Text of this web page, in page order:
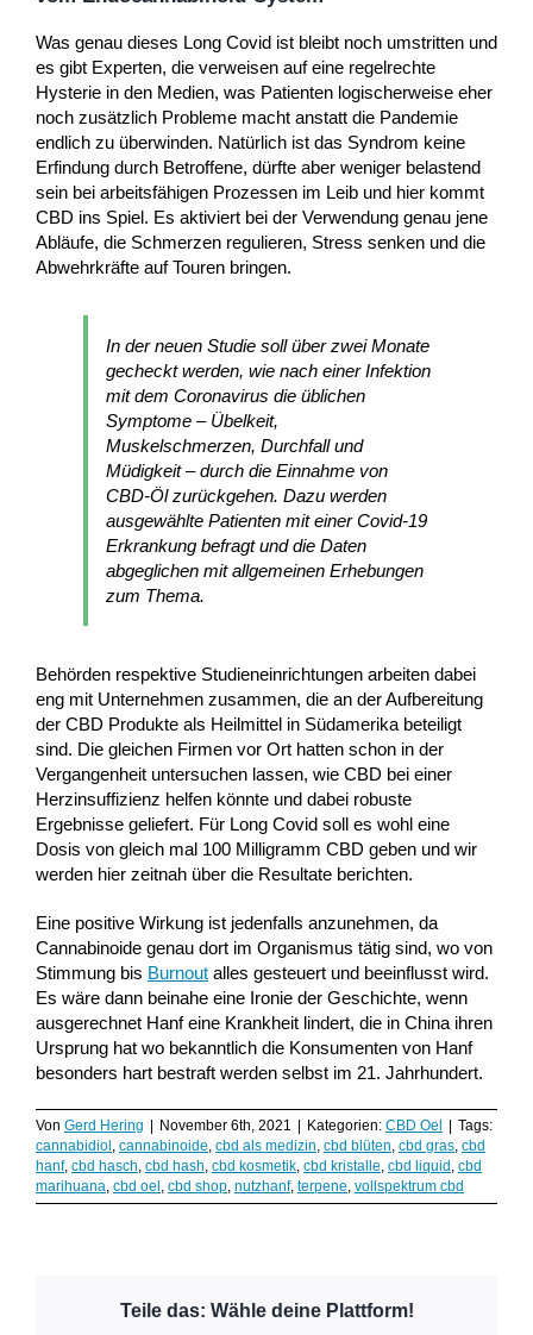
Was genau dieses Long Covid ist bleibt noch umstritten und
es gibt Experten, die verweisen auf eine regelrechte
Hysterie in den Medien, was Patienten logischerweise eher
noch zusätzlich Probleme macht anstatt die Pandemie
endlich zu überwinden. Natürlich ist das Syndrom keine
Erfindung durch Betroffene, dürfte aber weniger belastend
sein bei arbeitsfähigen Prozessen im Leib und hier kommt
CBD ins Spiel. Es aktiviert bei der Verwendung genau jene
Abläufe, die Schmerzen regulieren, Stress senken und die
Abwehrkräfte auf Touren bringen.
In der neuen Studie soll über zwei Monate
gecheckt werden, wie nach einer Infektion
mit dem Coronavirus die üblichen
Symptome – Übelkeit,
Muskelschmerzen, Durchfall und
Müdigkeit – durch die Einnahme von
CBD-Öl zurückgehen. Dazu werden
ausgewählte Patienten mit einer Covid-19
Erkrankung befragt und die Daten
abgeglichen mit allgemeinen Erhebungen
zum Thema.
Behörden respektive Studieneinrichtungen arbeiten dabei
eng mit Unternehmen zusammen, die an der Aufbereitung
der CBD Produkte als Heilmittel in Südamerika beteiligt
sind. Die gleichen Firmen vor Ort hatten schon in der
Vergangenheit untersuchen lassen, wie CBD bei einer
Herzinsuffizienz helfen könnte und dabei robuste
Ergebnisse geliefert. Für Long Covid soll es wohl eine
Dosis von gleich mal 100 Milligramm CBD geben und wir
werden hier zeitnah über die Resultate berichten.
Eine positive Wirkung ist jedenfalls anzunehmen, da
Cannabinoide genau dort im Organismus tätig sind, wo von
Stimmung bis Burnout alles gesteuert und beeinflusst wird.
Es wäre dann beinahe eine Ironie der Geschichte, wenn
ausgerechnet Hanf eine Krankheit lindert, die in China ihren
Ursprung hat wo bekanntlich die Konsumenten von Hanf
besonders hart bestraft werden selbst im 21. Jahrhundert.
Von Gerd Hering | November 6th, 2021 | Kategorien: CBD Oel | Tags:
cannabidiol, cannabinoide, cbd als medizin, cbd blüten, cbd gras, cbd
hanf, cbd hasch, cbd hash, cbd kosmetik, cbd kristalle, cbd liquid, cbd
marihuana, cbd oel, cbd shop, nutzhanf, terpene, vollspektrum cbd
Teile das: Wähle deine Plattform!